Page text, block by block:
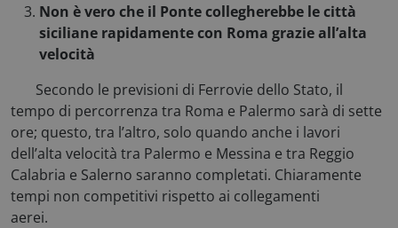
Non è vero che il Ponte collegherebbe le città
siciliane rapidamente con Roma grazie all’alta
velocità
Secondo le previsioni di Ferrovie dello Stato, il
tempo di percorrenza tra Roma e Palermo sarà di sette
ore; questo, tra l’altro, solo quando anche i lavori
dell’alta velocità tra Palermo e Messina e tra Reggio
Calabria e Salerno saranno completati. Chiaramente
tempi non competitivi rispetto ai collegamenti
aerei.
_ga
Google LLC
.consulcesi.it
Google Privacy Policy